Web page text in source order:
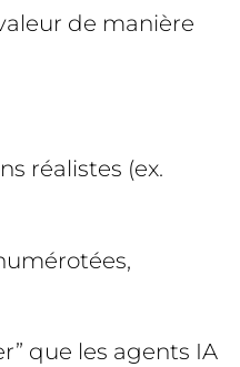
de manière
réalistes (ex.
que les agents IA